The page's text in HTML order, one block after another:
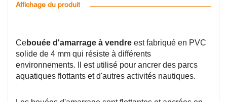
Affichage du produit
Cebouée d'amarrage à vendre est fabriqué en PVC
solide de 4 mm qui résiste à différents
environnements. Il est utilisé pour ancrer des parcs
aquatiques flottants et d'autres activités nautiques.